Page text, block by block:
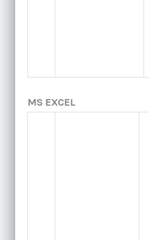
MS EXCEL